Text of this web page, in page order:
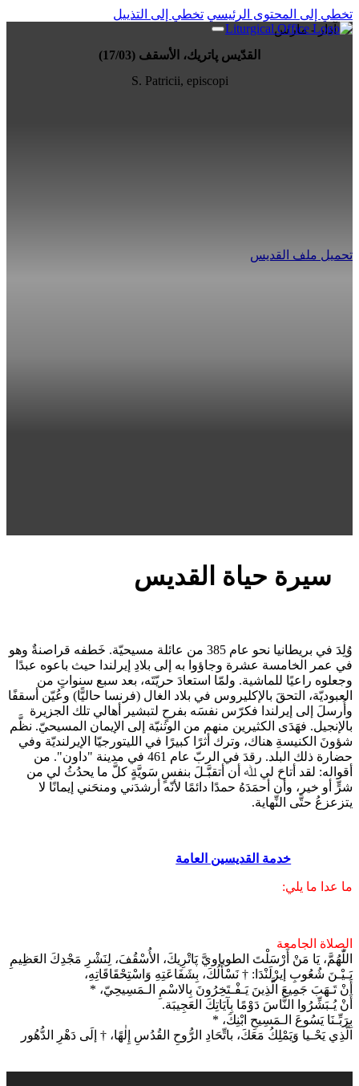
تخطي إلى المحتوى الرئيسي تخطي إلى التذييل
17 آذار - مارس
القدّيس پاتريك، الأسقف (17/03)
S. Patricii, episcopi
تحميل ملف القديس
سيرة حياة القديس
وُلِدَ في بريطانيا نحو عام 385 من عائلة مسيحيّة. خَطفه قراصنةٌ وهو
في عمر الخامسة عشرة وجاؤوا به إلى بلادِ إيرلندا حيث باعوه عبدًا
وجعلوه راعيًا للماشية. ولمّا استعادَ حريّتَه، بعد سبع سنواتٍ من
العبوديّة، التحقَ بالإكليروس في بلاد الغال (فرنسا حاليًّا) وعُيّن أسقفًا
وأُرسلَ إلى إيرلندا فكرّس نفسَه بفرحٍ لتبشير أهالي تلك الجزيرة
بالإنجيل. فهَدَى الكثيرين منهم من الوثنيّة إلى الإيمان المسيحيّ. نظَّم
شؤونَ الكنيسةِ هناك، وترك أثرًا كبيرًا في الليتورجيّا الإيرلنديّة وفي
حضارة ذلك البلد. رقدَ في الربّ عام 461 في مدينة "داون". من
أقواله: لقد أتاحَ لي ﷲ أن أتقبَّـلَ بنفسٍ سَويَّةٍ كلَّ ما يحدُثُ لي من
شرٍّ أو خير، وأن أحمَدَهُ حمدًا دائمًا لأنّه أرشدَني ومنحَني إيمانًا لا
يتزعزعُ حتَّى النِّهاية.
خدمة القديسين العامة
ما عدا ما يلي:
الصلاة الجامعة
اللّٰهُمَّ، يَا مَنْ أَرْسَلْتَ الطوباويَّ پَاتْرِيكَ، الأُسْقُفَ، لِنَشْرِ مَجْدِكَ العَظِيمِ
بَـيْـنَ شُعُوبِ إيرْلَنْدَا: † نَسْأَلُكَ، بِشَفَاعَتِهِ وَاسْتِحْقَاقَاتِهِ،
أَنْ تَـهَبَ جَمِيعَ الَّذِينَ يَـفْـتَخِرُونَ بِالاسْمِ الـمَسِيحِيّ، *
أَنْ يُـبَشِّرُوا النَّاسَ دَوْمًا بِآيَاتِكَ العَجِيبَة.
بِرَبِّـنَا يَسُوعَ الـمَسِيحِ ابْنِكَ، *
الَّذِي يَحْـيا وَيَمْلِكُ مَعَكَ، باتِّحَادِ الرُّوحِ القُدُسِ إِلٰهًا، † إلَى دَهْرِ الدُّهُور